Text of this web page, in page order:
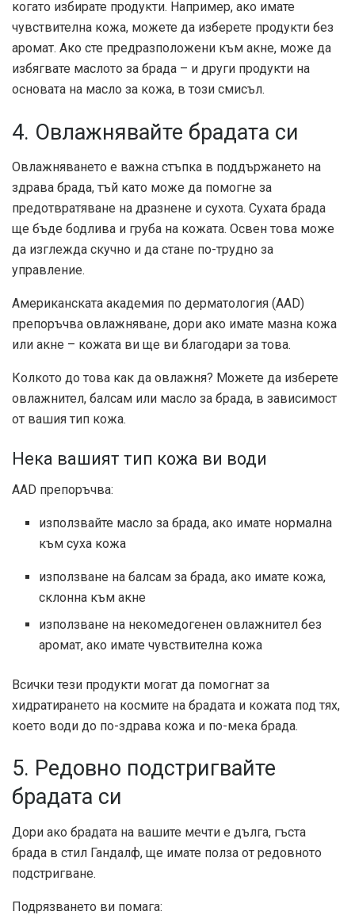
когато избирате продукти. Например, ако имате
чувствителна кожа, можете да изберете продукти без
аромат. Ако сте предразположени към акне, може да
избягвате маслото за брада – и други продукти на
основата на масло за кожа, в този смисъл.
4. Овлажнявайте брадата си
Овлажняването е важна стъпка в поддържането на
здрава брада, тъй като може да помогне за
предотвратяване на дразнене и сухота. Сухата брада
ще бъде бодлива и груба на кожата. Освен това може
да изглежда скучно и да стане по-трудно за
управление.
Американската академия по дерматология (AAD)
препоръчва овлажняване, дори ако имате мазна кожа
или акне – кожата ви ще ви благодари за това.
Колкото до това как да овлажня? Можете да изберете
овлажнител, балсам или масло за брада, в зависимост
от вашия тип кожа.
Нека вашият тип кожа ви води
AAD препоръчва:
използвайте масло за брада, ако имате нормална
към суха кожа
използване на балсам за брада, ако имате кожа,
склонна към акне
използване на некомедогенен овлажнител без
аромат, ако имате чувствителна кожа
Всички тези продукти могат да помогнат за
хидратирането на космите на брадата и кожата под тях,
което води до по-здрава кожа и по-мека брада.
5. Редовно подстригвайте
брадата си
Дори ако брадата на вашите мечти е дълга, гъста
брада в стил Гандалф, ще имате полза от редовното
подстригване.
Подрязването ви помага: